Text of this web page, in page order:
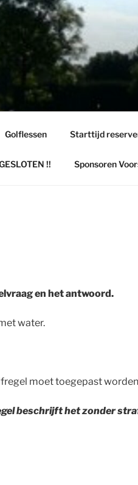
Golflessen Starttijd
!! Sponsoren
en het antwoord.
water.
moet toegepast
beschrijft hetzonder